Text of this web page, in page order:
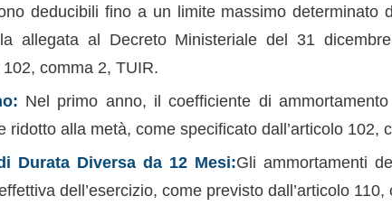
deducibili fino a un limite massimo determinato
allegata al Decreto Ministeriale del 31
102, comma 2, TUIR.
Nel primo anno, il coefficiente di
ridotto alla metà, come specificato dall’articolo 102,
Durata Diversa da 12 Mesi:Gli ammortamenti
dell’esercizio, come previsto dall’articolo